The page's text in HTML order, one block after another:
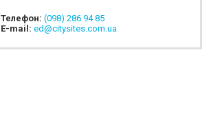
Телефон: (098) 286 94 85
E-mail: ed@citysites.com.ua